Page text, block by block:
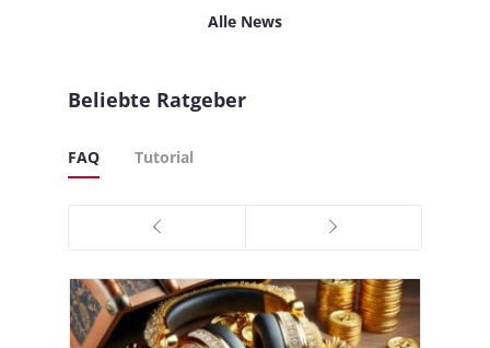
Alle News
Beliebte Ratgeber
FAQ Tutorial